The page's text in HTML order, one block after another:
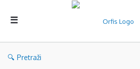
Pretraži